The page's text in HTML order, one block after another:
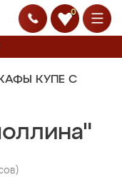
0
КУПЕ С